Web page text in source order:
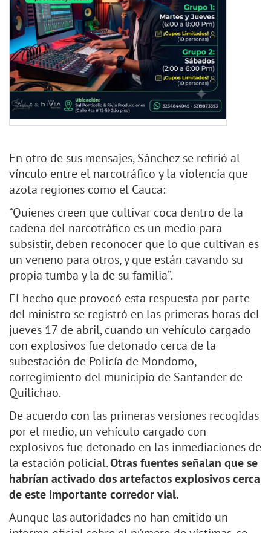
En otro de sus mensajes, Sánchez se refirió al
vínculo entre el narcotráfico y la violencia que
azota regiones como el Cauca:
“Quienes creen que cultivar coca dentro de la
cadena del narcotráfico es un medio para
subsistir, deben reconocer que lo que cultivan es
un veneno para otros, y que están cavando su
propia tumba y la de su familia”.
El hecho que provocó esta respuesta por parte
del ministro se registró en las primeras horas del
jueves 17 de abril, cuando un vehículo cargado
con explosivos fue detonado cerca de la
subestación de Policía de Mondomo,
corregimiento del municipio de Santander de
Quilichao.
De acuerdo con las primeras versiones recogidas
por el medio, un vehículo cargado con
explosivos fue detonado en las inmediaciones de
la estación policial.Otras fuentes señalan que se
habrían activado dos artefactos explosivos cerca
de este importante corredor vial.
Aunque las autoridades no han emitido un